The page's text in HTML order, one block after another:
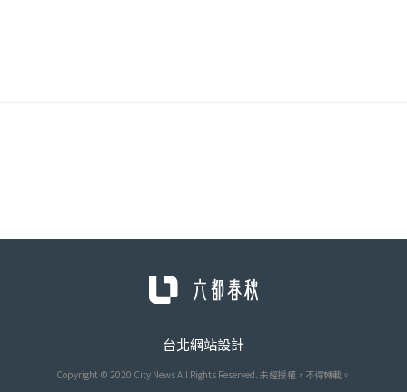
台北網站設計
Copyright © 2020 City News All Rights Reserved. 未經授權，不得轉載。